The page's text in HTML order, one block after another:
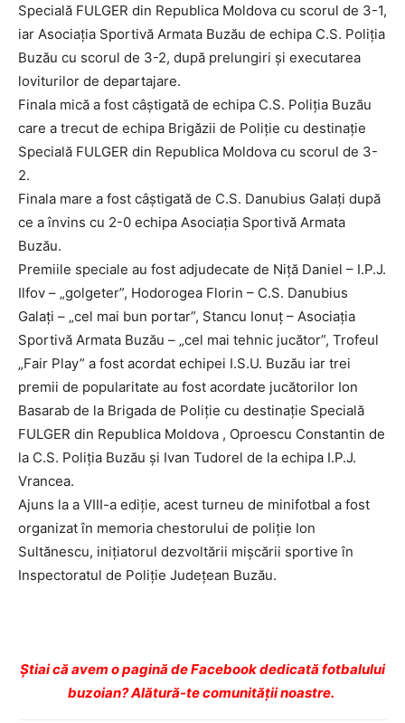
Specială FULGER din Republica Moldova cu scorul de 3-1,
iar Asociația Sportivă Armata Buzău de echipa C.S. Poliția
Buzău cu scorul de 3-2, după prelungiri şi executarea
loviturilor de departajare.
Finala mică a fost câştigată de echipa C.S. Poliția Buzău
care a trecut de echipa Brigăzii de Poliţie cu destinaţie
Specială FULGER din Republica Moldova cu scorul de 3-
2.
Finala mare a fost câştigată de C.S. Danubius Galați după
ce a învins cu 2-0 echipa Asociația Sportivă Armata
Buzău.
Premiile speciale au fost adjudecate de Niță Daniel – I.P.J.
Ilfov – „golgeter”, Hodorogea Florin – C.S. Danubius
Galați – „cel mai bun portar”, Stancu Ionuț – Asociația
Sportivă Armata Buzău – „cel mai tehnic jucător”, Trofeul
„Fair Play” a fost acordat echipei I.S.U. Buzău iar trei
premii de popularitate au fost acordate jucătorilor Ion
Basarab de la Brigada de Poliţie cu destinaţie Specială
FULGER din Republica Moldova , Oproescu Constantin de
la C.S. Poliția Buzău și Ivan Tudorel de la echipa I.P.J.
Vrancea.
Ajuns la a VIII-a ediţie, acest turneu de minifotbal a fost
organizat în memoria chestorului de poliţie Ion
Sultănescu, iniţiatorul dezvoltării mişcării sportive în
Inspectoratul de Poliţie Judeţean Buzău.
Ştiai că avem o pagină de Facebook dedicată fotbalului
buzoian? Alătură-te comunității noastre.